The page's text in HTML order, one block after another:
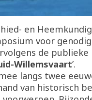
en
voor
de publieke
Willemsvaart’.
langs twee
van historisch